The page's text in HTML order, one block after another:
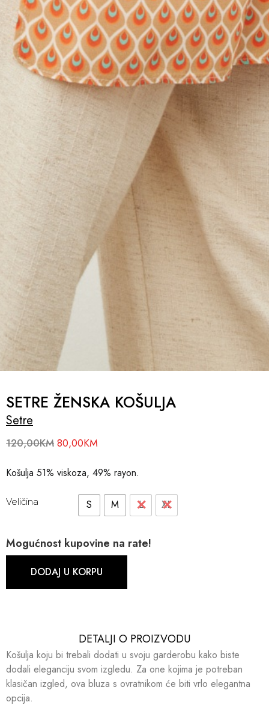
SETRE ŽENSKA KOŠULJA
Setre
120,00KM 80,00KM
Košulja 51% viskoza, 49% rayon.
Veličina S M L XL
Mogućnost kupovine na rate!
DODAJ U KORPU
DETALJI O PROIZVODU​​
Košulja koju bi trebali dodati u svoju garderobu kako biste
dodali eleganciju svom izgledu. Za one kojima je potreban
klasičan izgled, ova bluza s ovratnikom će biti vrlo elegantna
opcija.